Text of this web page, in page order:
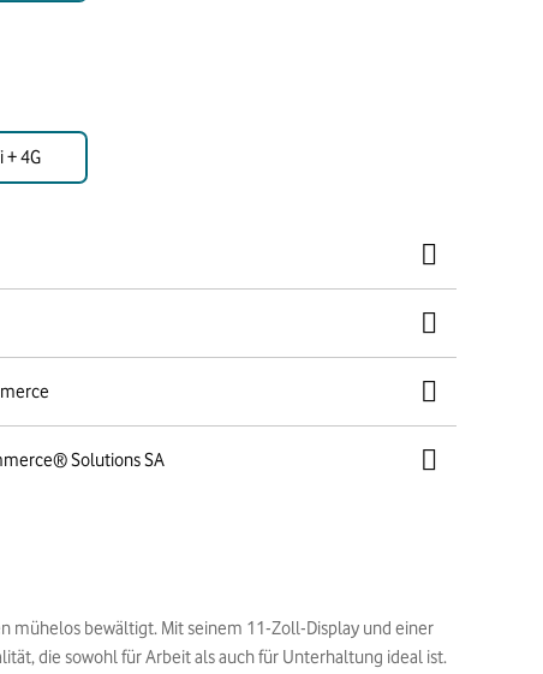
+ 4G
Solutions SA
mühelos bewältigt. Mit seinem 11-Zoll-Display und einer
die sowohl für Arbeit als auch für Unterhaltung ideal ist.